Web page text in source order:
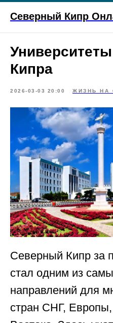
Северный Кипр
Кипра
2026-03-03 20:00 ЖИЗНЬ НА
Северный Кипр за
стал одним из
направлений для
стран СНГ,